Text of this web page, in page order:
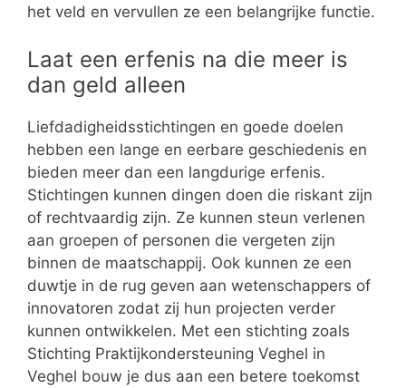
het veld en vervullen ze een belangrijke functie.
Laat een erfenis na die meer is
dan geld alleen
Liefdadigheidsstichtingen en goede doelen
hebben een lange en eerbare geschiedenis en
bieden meer dan een langdurige erfenis.
Stichtingen kunnen dingen doen die riskant zijn
of rechtvaardig zijn. Ze kunnen steun verlenen
aan groepen of personen die vergeten zijn
binnen de maatschappij. Ook kunnen ze een
duwtje in de rug geven aan wetenschappers of
innovatoren zodat zij hun projecten verder
kunnen ontwikkelen. Met een stichting zoals
Stichting Praktijkondersteuning Veghel in
Veghel bouw je dus aan een betere toekomst